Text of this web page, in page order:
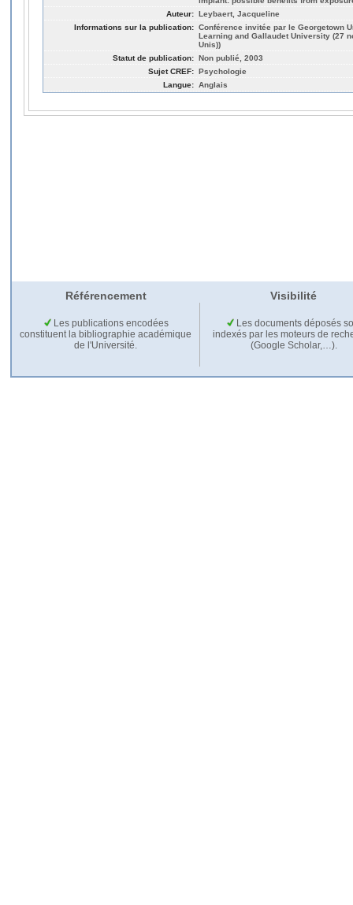
Auteur: Leybaert, Jacqueline
Informations sur la publication: Conférence invitée par le Georgetown
Learning and Gallaudet University (27
Unis))
Statut de publication: Non publié, 2003
Sujet CREF: Psychologie
Langue: Anglais
Référencement Visibilité
Les publications encodées
constituent la bibliographie académique
de l'Université.
Les documents déposés
indexés par les moteurs de
(Google Scholar,…).